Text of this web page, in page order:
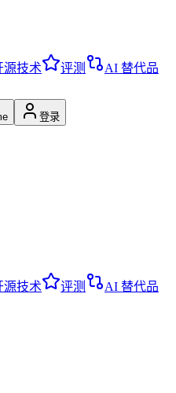
源技术 评测
AI 替代品
登录
源技术 评测
AI 替代品